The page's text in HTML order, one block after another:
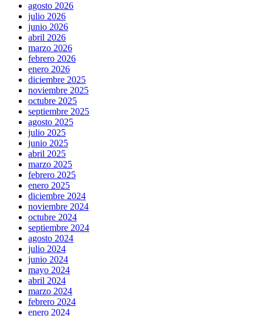
agosto 2026
julio 2026
junio 2026
abril 2026
marzo 2026
febrero 2026
enero 2026
diciembre 2025
noviembre 2025
octubre 2025
septiembre 2025
agosto 2025
julio 2025
junio 2025
abril 2025
marzo 2025
febrero 2025
enero 2025
diciembre 2024
noviembre 2024
octubre 2024
septiembre 2024
agosto 2024
julio 2024
junio 2024
mayo 2024
abril 2024
marzo 2024
febrero 2024
enero 2024